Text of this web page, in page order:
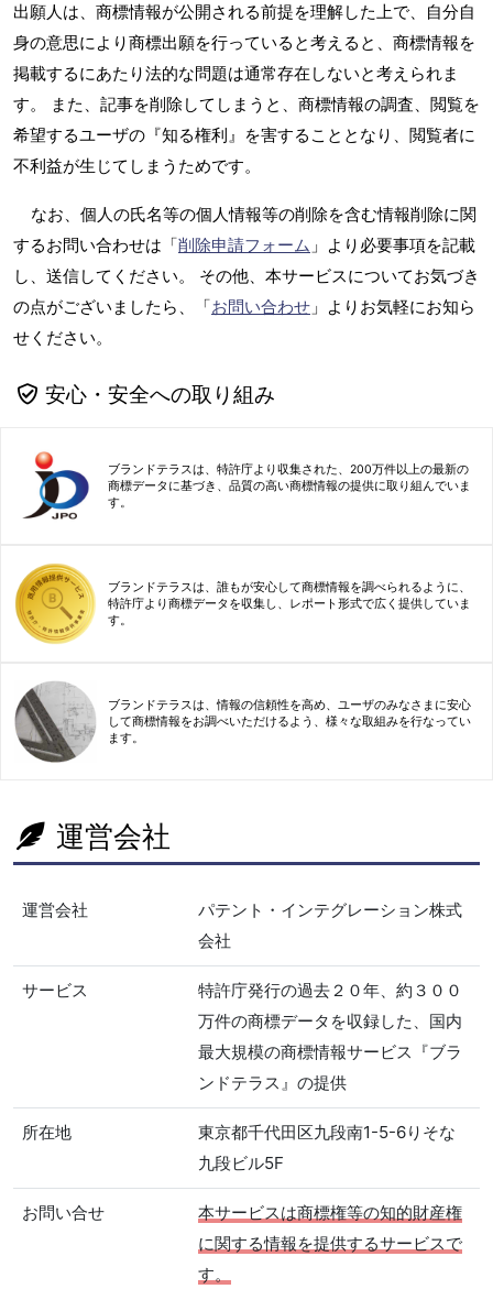
出願人は、商標情報が公開される前提を理解した上で、自分自
身の意思により商標出願を行っていると考えると、商標情報を
掲載するにあたり法的な問題は通常存在しないと考えられま
す。 また、記事を削除してしまうと、商標情報の調査、閲覧を
希望するユーザの『知る権利』を害することとなり、閲覧者に
不利益が生じてしまうためです。
なお、個人の氏名等の個人情報等の削除を含む情報削除に関
するお問い合わせは「削除申請フォーム 」より必要事項を記載
し、送信してください。 その他、本サービスについてお気づき
の点がございましたら、「お問い合わせ 」よりお気軽にお知ら
せください。
安心・安全への取り組み
ブランドテラスは、特許庁より収集された、200万件以上の最新の
商標データに基づき、品質の高い商標情報の提供に取り組んでいま
す。
ブランドテラスは、誰もが安心して商標情報を調べられるように、
特許庁より商標データを収集し、レポート形式で広く提供していま
す。
ブランドテラスは、情報の信頼性を高め、ユーザのみなさまに安心
して商標情報をお調べいただけるよう、様々な取組みを行なってい
ます。
運営会社
運営会社
パテント・インテグレーション株式
会社
サービス
特許庁発行の過去２０年、約３００
万件の商標データを収録した、国内
最大規模の商標情報サービス『ブラ
ンドテラス』の提供
所在地
東京都千代田区九段南1-5-6りそな
九段ビル5F
お問い合せ
本サービスは商標権等の知的財産権
に関する情報を提供するサービスで
す。